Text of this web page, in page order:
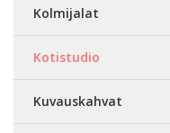
Kolmijalat
Kotistudio
Kuvauskahvat